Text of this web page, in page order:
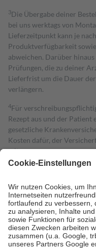
3Die Übergabe deiner
bei uns werktags von
Lieferzeitpunkt kann je
Produktverfügbarkeit
abweichen. Darüber
Prüfungen, die zu deiner
Lieferfrist um die Dauer
verlängern.
4Für
Rezept aus und der
gesetzliche
Kosten dafür, der
mit.
Grundsätzlich leisten
höchstens zehn Euro.
Es
Kosten der Leistung zu
Diese Regeln gelten
Bei Heilmitteln und
Zuzahlung zehn Prozent
Verordnung.